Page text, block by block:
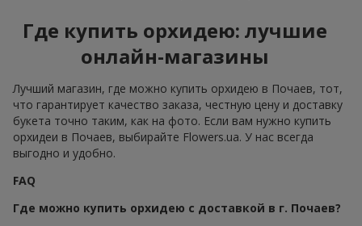
Где купить орхидею: лучшие
онлайн-магазины
Лучший магазин, где можно купить орхидею в Почаев, тот,
что гарантирует качество заказа, честную цену и доставку
букета точно таким, как на фото. Если вам нужно купить
орхидеи в Почаев, выбирайте Flowers.ua. У нас всегда
выгодно и удобно.
FAQ
Где можно купить орхидею с доставкой в г. Почаев?